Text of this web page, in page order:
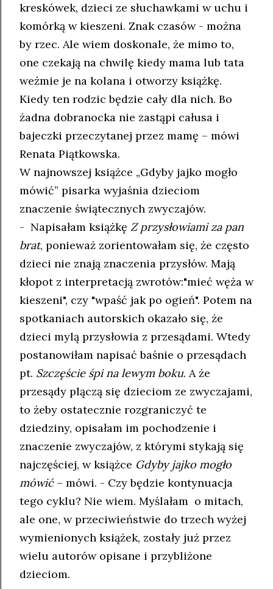
kreskówek, dzieci ze słuchawkami w uchu i
komórką w kieszeni. Znak czasów - można
by rzec. Ale wiem doskonale, że mimo to,
one czekają na chwilę kiedy mama lub tata
weźmie je na kolana i otworzy książkę.
Kiedy ten rodzic będzie cały dla nich. Bo
żadna dobranocka nie zastąpi całusa i
bajeczki przeczytanej przez mamę – mówi
Renata Piątkowska.
W najnowszej książce „Gdyby jajko mogło
mówić” pisarka wyjaśnia dzieciom
znaczenie świątecznych zwyczajów.
- Napisałam książkę Z przysłowiami za pan
brat, ponieważ zorientowałam się, że często
dzieci nie znają znaczenia przysłów. Mają
kłopot z interpretacją zwrotów:"mieć węża w
kieszeni", czy "wpaść jak po ogień". Potem na
spotkaniach autorskich okazało się, że
dzieci mylą przysłowia z przesądami. Wtedy
postanowiłam napisać baśnie o przesądach
pt. Szczęście śpi na lewym boku. A że
przesądy plączą się dzieciom ze zwyczajami,
to żeby ostatecznie rozgraniczyć te
dziedziny, opisałam im pochodzenie i
znaczenie zwyczajów, z którymi stykają się
najczęściej, w książce Gdyby jajko mogło
mówić– mówi. - Czy będzie kontynuacja
tego cyklu? Nie wiem. Myślałam o mitach,
ale one, w przeciwieństwie do trzech wyżej
wymienionych książek, zostały już przez
wielu autorów opisane i przybliżone
dzieciom.